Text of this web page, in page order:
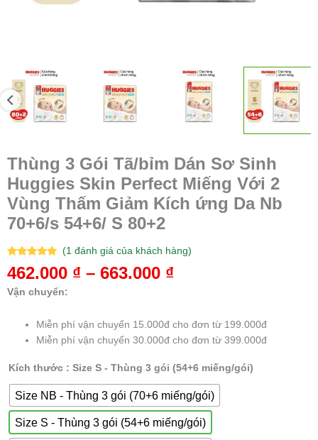
Thùng 3 Gói Tã/bỉm Dán Sơ Sinh
Huggies Skin Perfect Miếng Với 2
Vùng Thấm Giảm Kích ứng Da Nb
70+6/s 54+6/ S 80+2
5.00 trên 5
dựa trên
1
(1đánh giá của khách hàng)
462.000 ₫ – 663.000 ₫
Vận chuyển:
Miễn phí vận chuyển 15.000đ cho đơn từ 199.000đ
Miễn phí vận chuyển 30.000đ cho đơn từ 399.000đ
Kích thước : Size S - Thùng 3 gói (54+6 miếng/gói)
Size NB - Thùng 3 gói (70+6 miếng/gói)
Size S - Thùng 3 gói (54+6 miếng/gói)
70+6/s
54+6/
S
80+2